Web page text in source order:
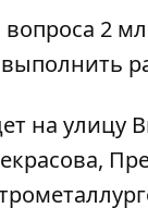
2
на улицу